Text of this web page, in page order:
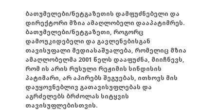
ბათუმელები/ნეტგაზეთის დამფუძნებელი და
დირექტორი მზია ამაღლობელი დააპატიმრეს.
ბათუმელები/ნეტგაზეთი, როგორც
დამოუკიდებელი და გავლენებისგან
თავისუფალი მედიასაშუალება, რომელიც მზია
ამაღლობელმა 2001 წელს დააფუძნა, მიიჩნევს,
რომ ის არის რუსული რეჟიმის სინდისის
პატიმარი, არ აპირებს შეგუებას, ითხოვს მის
დაუყოვნებლივ გათავისუფლებას და
აგრძელებს ბრძოლას სიტყვის
თავისუფლებისთვის.